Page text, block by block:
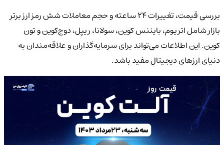
بررسی قیمت، تغییرات 24 ساعته و حجم معاملات شش رمز ارز برتر
بازار شامل اتریوم، بایننس کوین، سولانا، ریپل، دوج‌کوین و تون
کوین. این اطلاعات می‌تواند برای سرمایه‌گذاران و علاقه‌مندان به
دنیای ارزهای دیجیتال مفید باشد.